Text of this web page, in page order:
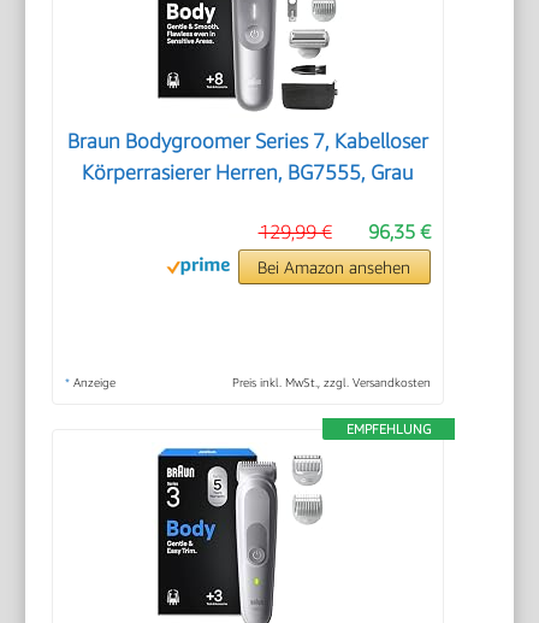
Braun Bodygroomer Series 7, Kabelloser
Körperrasierer Herren, BG7555, Grau
96,35 €
129,99 €
Bei Amazon ansehen
* Anzeige Preis inkl. MwSt., zzgl. Versandkosten
EMPFEHLUNG